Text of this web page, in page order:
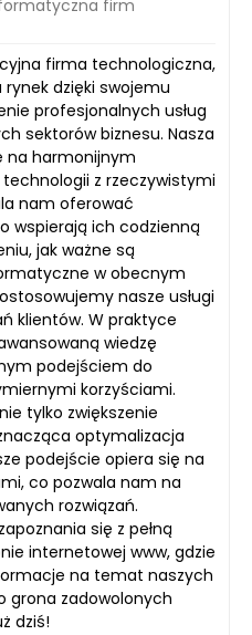
firm
firma technologiczna,
dzięki swojemu
profesjonalnych usług
sektorów biznesu. Nasza
na harmonijnym
z rzeczywistymi
nam oferować
wspierają ich codzienną
jak ważne są
w obecnym
nasze usługi
klientów. W praktyce
wiedzę
podejściem do
korzyściami.
tylko zwiększenie
optymalizacja
podejście opiera się na
co pozwala nam na
rozwiązań.
się z pełną
internetowej www, gdzie
na temat naszych
grona zadowolonych
dziś!